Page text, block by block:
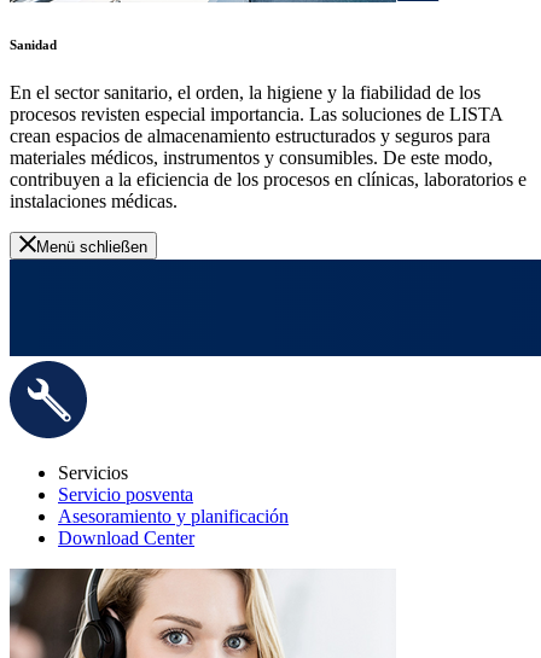
Sanidad
En el sector sanitario, el orden, la higiene y la fiabilidad de los
procesos revisten especial importancia. Las soluciones de LISTA
crean espacios de almacenamiento estructurados y seguros para
materiales médicos, instrumentos y consumibles. De este modo,
contribuyen a la eficiencia de los procesos en clínicas, laboratorios e
instalaciones médicas.
Menü schließen
Servicios
Servicio posventa
Asesoramiento y planificación
Download Center